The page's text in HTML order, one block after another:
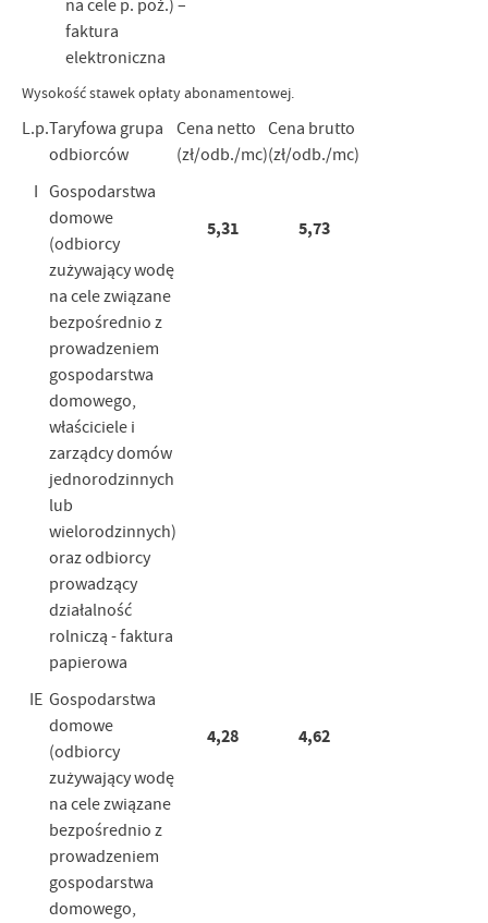
na cele p. poż.) –
faktura
elektroniczna
Wysokość stawek opłaty abonamentowej.
L.p.Taryfowa grupa
odbiorców
Cena netto
(zł/odb./mc)
Cena brutto
(zł/odb./mc)
I Gospodarstwa
domowe
(odbiorcy
zużywający wodę
na cele związane
bezpośrednio z
prowadzeniem
gospodarstwa
domowego,
właściciele i
zarządcy domów
jednorodzinnych
lub
wielorodzinnych)
oraz odbiorcy
prowadzący
działalność
rolniczą - faktura
papierowa
5,31 5,73
IE Gospodarstwa
domowe
(odbiorcy
zużywający wodę
na cele związane
bezpośrednio z
prowadzeniem
gospodarstwa
domowego,
4,28 4,62